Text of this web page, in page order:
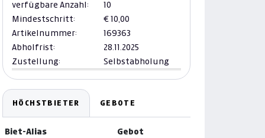
verfügbare Anzahl:
10
Mindestschritt:
€ 10,00
Artikelnummer:
169363
Abholfrist:
28.11.2025
Zustellung:
Selbstabholung
HÖCHSTBIETER GEBOTE
Biet-Alias Gebot